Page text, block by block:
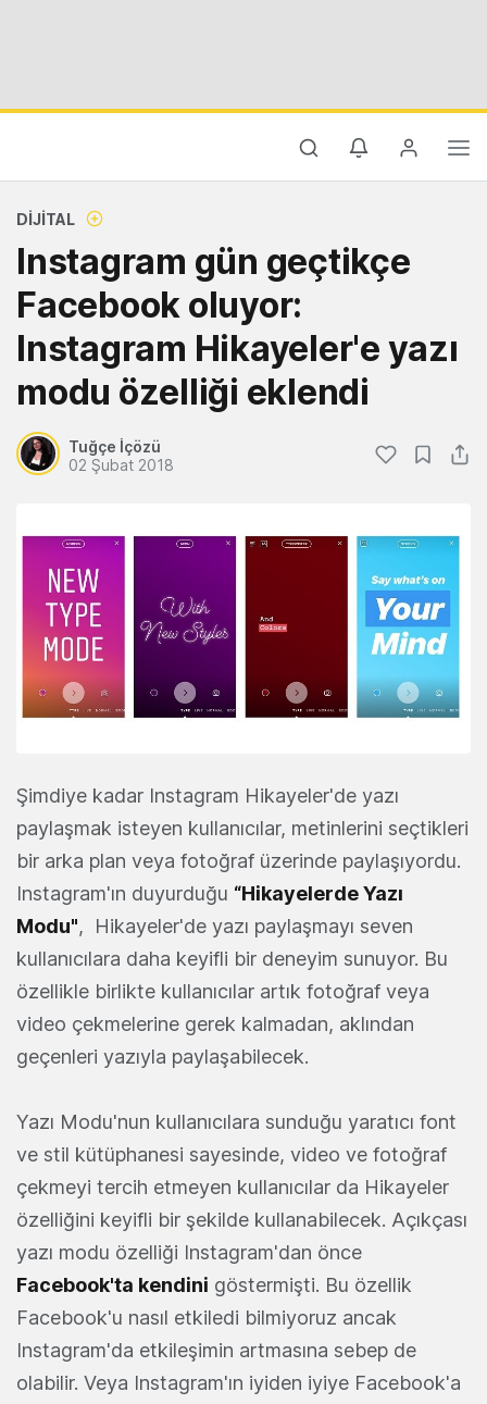
DIJITAL
Instagram gün geçtikçe
Facebook oluyor:
Instagram Hikayeler'e yazı
modu özelliği eklendi
Tuğçe İçözü
02 Şubat 2018
Şimdiye kadar Instagram Hikayeler'de yazı
paylaşmak isteyen kullanıcılar, metinlerini seçtikleri
bir arka plan veya fotoğraf üzerinde paylaşıyordu.
Instagram'ın duyurduğu “Hikayelerde Yazı
Modu", Hikayeler'de yazı paylaşmayı seven
kullanıcılara daha keyifli bir deneyim sunuyor. Bu
özellikle birlikte kullanıcılar artık fotoğraf veya
video çekmelerine gerek kalmadan, aklından
geçenleri yazıyla paylaşabilecek.
Yazı Modu'nun kullanıcılara sunduğu yaratıcı font
ve stil kütüphanesi sayesinde, video ve fotoğraf
çekmeyi tercih etmeyen kullanıcılar da Hikayeler
özelliğini keyifli bir şekilde kullanabilecek. Açıkçası
yazı modu özelliği Instagram'dan önce
Facebook'ta kendini göstermişti. Bu özellik
Facebook'u nasıl etkiledi bilmiyoruz ancak
Instagram'da etkileşimin artmasına sebep de
olabilir. Veya Instagram'ın iyiden iyiye Facebook'a